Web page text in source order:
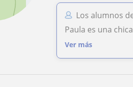
Los alumnos
Paula es una
Ver más